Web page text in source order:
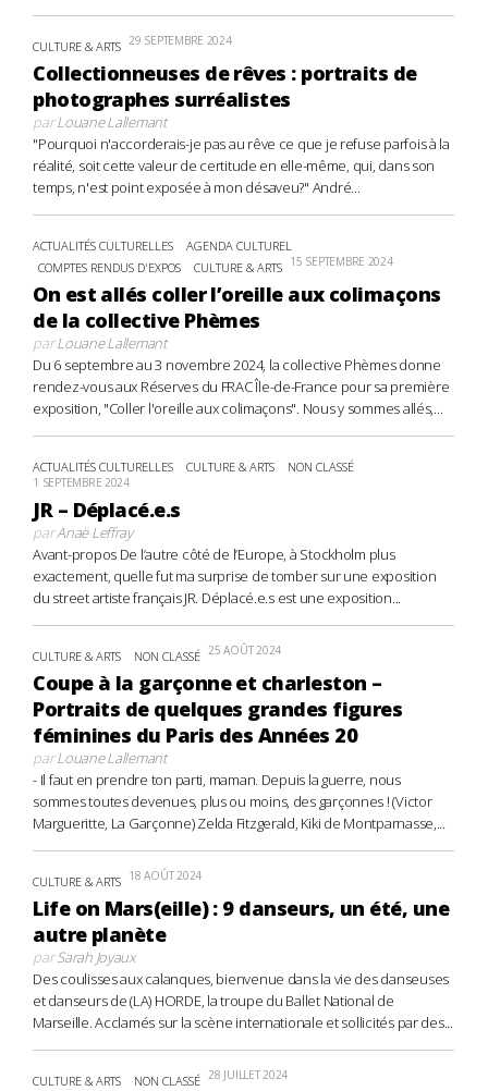
CULTURE & ARTS 29 SEPTEMBRE 2024
Collectionneuses de rêves : portraits de
photographes surréalistes
parLouane Lallemant
"Pourquoi n'accorderais-je pas au rêve ce que je refuse parfois à la
réalité, soit cette valeur de certitude en elle-même, qui, dans son
temps, n'est point exposée à mon désaveu?" André...
ACTUALITÉS CULTURELLES
AGENDA CULTUREL
COMPTES RENDUS D'EXPOS
CULTURE & ARTS 15 SEPTEMBRE 2024
On est allés coller l’oreille aux colimaçons
de la collective Phèmes
parLouane Lallemant
Du 6 septembre au 3 novembre 2024, la collective Phèmes donne
rendez-vous aux Réserves du FRAC Île-de-France pour sa première
exposition, "Coller l'oreille aux colimaçons". Nous y sommes allés,...
ACTUALITÉS CULTURELLES CULTURE & ARTS NON CLASSÉ
1 SEPTEMBRE 2024
JR – Déplacé.e.s
parAnaë Leffray
Avant-propos De l’autre côté de l’Europe, à Stockholm plus
exactement, quelle fut ma surprise de tomber sur une exposition
du street artiste français JR. Déplacé.e.s est une exposition...
CULTURE & ARTS NON CLASSÉ 25 AOÛT 2024
Coupe à la garçonne et charleston –
Portraits de quelques grandes figures
féminines du Paris des Années 20
parLouane Lallemant
- Il faut en prendre ton parti, maman. Depuis la guerre, nous
sommes toutes devenues, plus ou moins, des garçonnes ! (Victor
Margueritte, La Garçonne) Zelda Fitzgerald, Kiki de Montparnasse,...
CULTURE & ARTS 18 AOÛT 2024
Life on Mars(eille) : 9 danseurs, un été, une
autre planète
parSarah Joyaux
Des coulisses aux calanques, bienvenue dans la vie des danseuses
et danseurs de (LA) HORDE, la troupe du Ballet National de
Marseille. Acclamés sur la scène internationale et sollicités par des...
CULTURE & ARTS NON CLASSÉ 28 JUILLET 2024